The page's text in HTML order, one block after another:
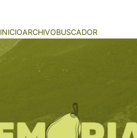
INICIOARCHIVOBUSCADOR